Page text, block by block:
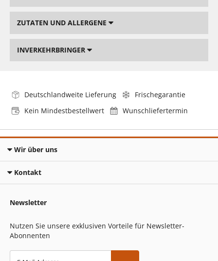
ZUTATEN UND ALLERGENE
INVERKEHRBRINGER
Deutschlandweite Lieferung
Frischegarantie
Kein Mindestbestellwert
Wunschliefertermin
Wir über uns
Kontakt
Newsletter
Nutzen Sie unsere exklusiven Vorteile für Newsletter-
Abonnenten